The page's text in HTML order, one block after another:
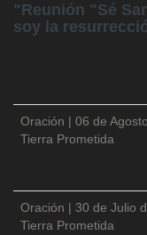
"Reunión "Sé
soy la
Oración | 06 de
Tierra Prometida
Oración | 30 de Julio
Tierra Prometida